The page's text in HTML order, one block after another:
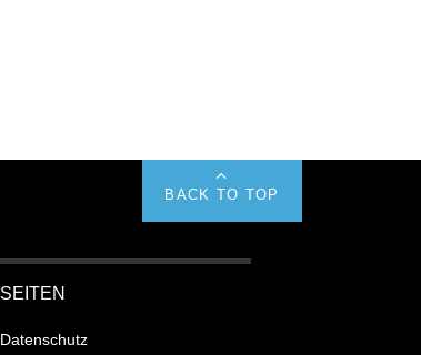
BACK TO TOP
SEITEN
Datenschutz